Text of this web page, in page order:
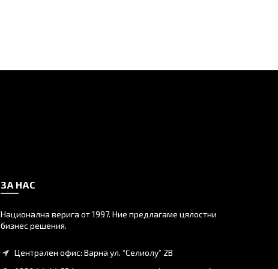
ЗА НАС
Национална верига от 1997. Ние предлагаме цялостни
бизнес решения.
Централен офис: Варна ул. “Селиолу” 2В